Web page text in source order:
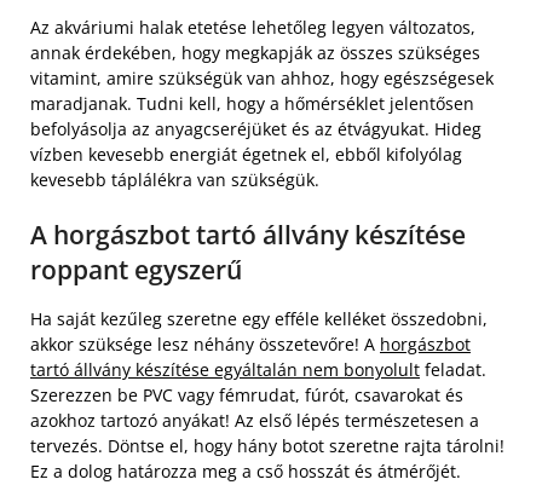
Az akváriumi halak etetése lehetőleg legyen változatos,
annak érdekében, hogy megkapják az összes szükséges
vitamint, amire szükségük van ahhoz, hogy egészségesek
maradjanak. Tudni kell, hogy a hőmérséklet jelentősen
befolyásolja az anyagcseréjüket és az étvágyukat. Hideg
vízben kevesebb energiát égetnek el, ebből kifolyólag
kevesebb táplálékra van szükségük.
A horgászbot tartó állvány készítése
roppant egyszerű
Ha saját kezűleg szeretne egy efféle kelléket összedobni,
akkor szüksége lesz néhány összetevőre! A horgászbot
tartó állvány készítése egyáltalán nem bonyolult feladat.
Szerezzen be PVC vagy fémrudat, fúrót, csavarokat és
azokhoz tartozó anyákat! Az első lépés természetesen a
tervezés. Döntse el, hogy hány botot szeretne rajta tárolni!
Ez a dolog határozza meg a cső hosszát és átmérőjét.